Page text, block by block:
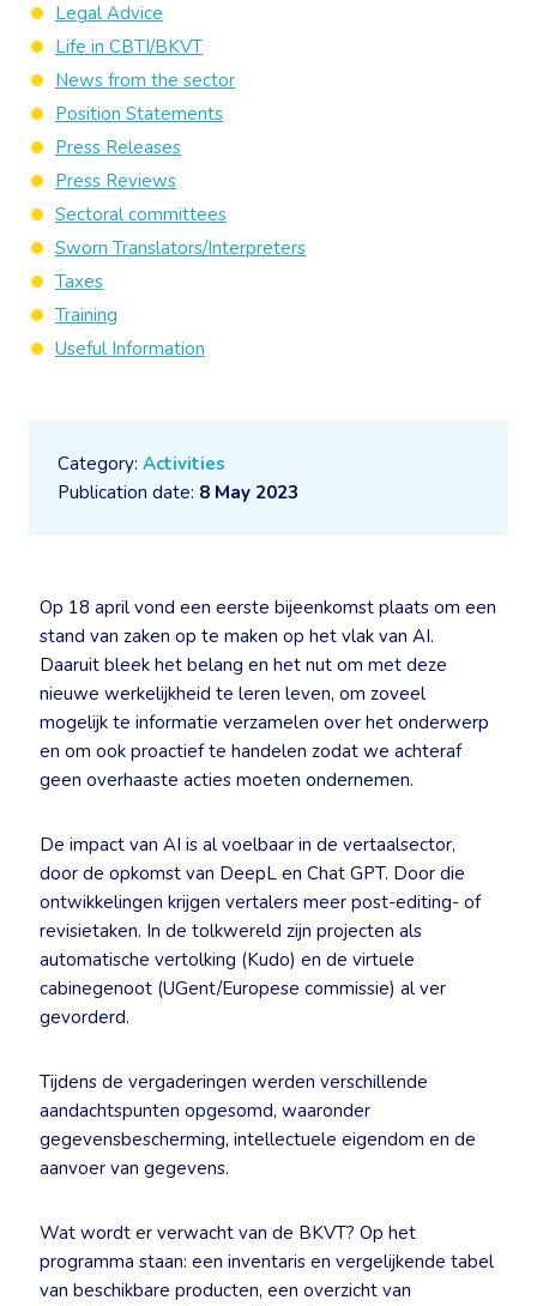
Category: Activities
Publication date: 8 May 2023
Op 18 april vond een eerste bijeenkomst plaats om een
stand van zaken op te maken op het vlak van AI.
Daaruit bleek het belang en het nut om met deze
nieuwe werkelijkheid te leren leven, om zoveel
mogelijk te informatie verzamelen over het onderwerp
en om ook proactief te handelen zodat we achteraf
geen overhaaste acties moeten ondernemen.
De impact van AI is al voelbaar in de vertaalsector,
door de opkomst van DeepL en Chat GPT. Door die
ontwikkelingen krijgen vertalers meer post-editing- of
revisietaken. In de tolkwereld zijn projecten als
automatische vertolking (Kudo) en de virtuele
cabinegenoot (UGent/Europese commissie) al ver
gevorderd.
Tijdens de vergaderingen werden verschillende
aandachtspunten opgesomd, waaronder
gegevensbescherming, intellectuele eigendom en de
aanvoer van gegevens.
Wat wordt er verwacht van de BKVT? Op het
programma staan: een inventaris en vergelijkende tabel
van beschikbare producten, een overzicht van
Legal Advice
Life in CBTI/BKVT
News from the sector
Position Statements
Press Releases
Press Reviews
Sectoral committees
Sworn Translators/Interpreters
Taxes
Training
Useful Information